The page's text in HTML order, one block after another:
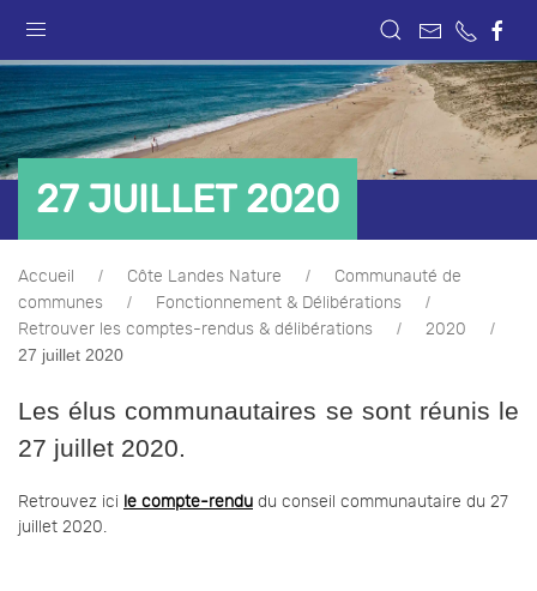
27 JUILLET 2020
Accueil Côte Landes Nature
Communauté de
communes
Fonctionnement & Délibérations
Retrouver les comptes-rendus & délibérations
2020
27 juillet 2020
Les élus communautaires se sont réunis le
27 juillet 2020.
Retrouvez ici le compte-rendu du conseil communautaire du 27
juillet 2020.